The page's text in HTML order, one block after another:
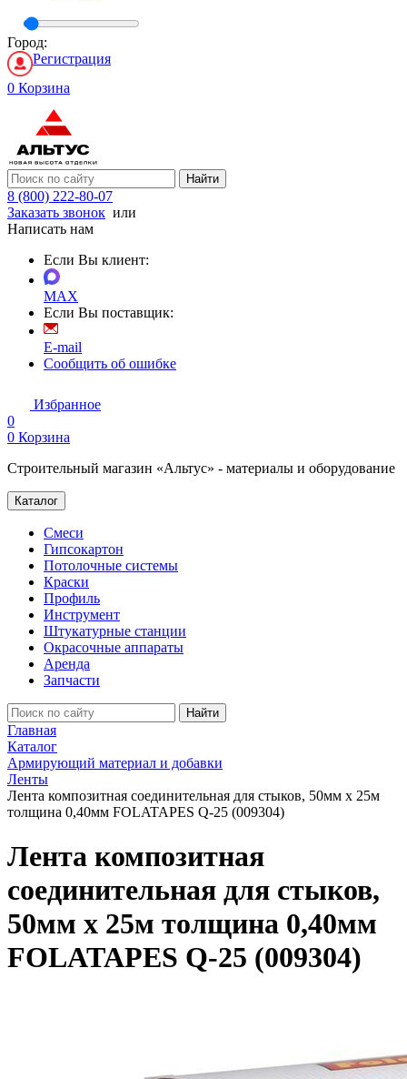
Город:
Регистрация
0 Корзина
Найти
8 (800) 222-80-07
Заказать звонок или
Написать нам
Если Вы клиент:
MAX
Если Вы поставщик:
E-mail
Сообщить об ошибке
Избранное
0
0 Корзина
Строительный магазин «Альтус» - материалы и оборудование
Каталог
Смеси
Гипсокартон
Потолочные системы
Краски
Профиль
Инструмент
Штукатурные станции
Окрасочные аппараты
Аренда
Запчасти
Найти
Главная
Каталог
Армирующий материал и добавки
Ленты
Лента композитная соединительная для стыков, 50мм х 25м
толщина 0,40мм FOLATAPES Q-25 (009304)
Лента композитная
соединительная для стыков,
50мм х 25м толщина 0,40мм
FOLATAPES Q-25 (009304)